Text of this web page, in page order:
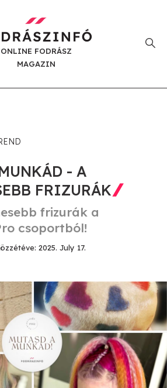
ONLINE FODRÁSZ
MAGAZIN
- A
FRIZURÁK
frizurák a
csoportból!
2025. July 17.